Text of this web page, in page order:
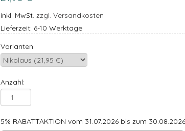
inkl. MwSt. zzgl. Versandkosten
Lieferzeit: 6-10 Werktage
Varianten
Anzahl:
5% RABATTAKTION vom 31.07.2026 bis zum 30.08.2026